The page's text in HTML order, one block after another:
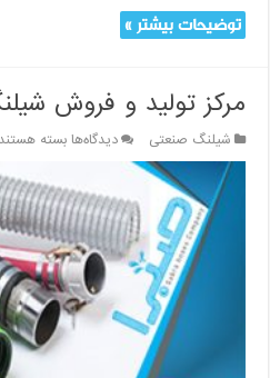
توضیحات بیشتر »
مرکز تولید و فروش
شیلنگ صنعتی دیدگاه‌هابرای
تولید
و
فروش
شیلنگ
صنعتی
بسته هستند